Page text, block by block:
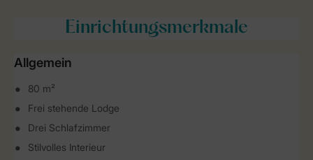
Einrichtungsmerkmale
Allgemein
80 m²
Frei stehende Lodge
Drei Schlafzimmer
Stilvolles Interieur